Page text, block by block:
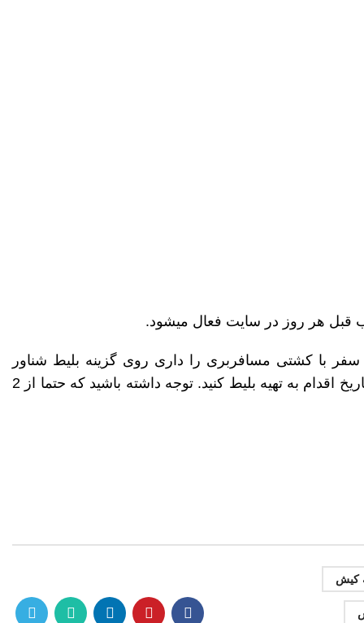
قبل هر روز در سایت فعال میشود.
با کشتی مسافربری را داری روی گزینه بلیط شناور
مسافری کلیک کنید و اگر با خودرو سفر میکنید روی گزینه بلیط شناور خودرویی کلیک کنید. و در نهایت با انتخاب مسیر و تاریخ اقدام به تهیه بلیط کنید. توجه داشته باشید که حتما از 2
کیش